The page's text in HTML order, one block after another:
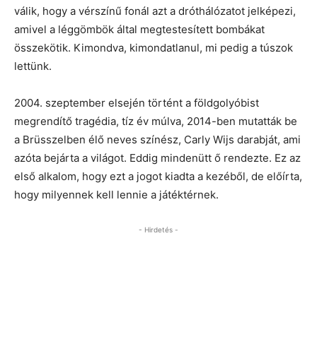
válik, hogy a vérszínű fonál azt a dróthálózatot jelképezi,
amivel a léggömbök által megtestesített bombákat
összekötik. Kimondva, kimondatlanul, mi pedig a túszok
lettünk.
2004. szeptember elsején történt a földgolyóbist
megrendítő tragédia, tíz év múlva, 2014-ben mutatták be
a Brüsszelben élő neves színész, Carly Wijs darabját, ami
azóta bejárta a világot. Eddig mindenütt ő rendezte. Ez az
első alkalom, hogy ezt a jogot kiadta a kezéből, de előírta,
hogy milyennek kell lennie a játéktérnek.
- Hirdetés -